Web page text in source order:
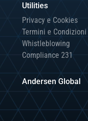
Utilities
Privacy e Cookies
Termini e Condizioni
Whistleblowing
Compliance 231
Andersen Global